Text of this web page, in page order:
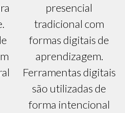
presencial
tradicional com
formas digitais de
aprendizagem.
Ferramentas digitais
são utilizadas de
forma intencional